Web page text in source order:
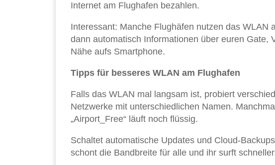
Internet am Flughafen bezahlen.
Interessant: Manche Flughäfen nutzen das
dann automatisch Informationen über euren Gate,
Nähe aufs Smartphone.
Tipps für besseres WLAN am Flughafen
Falls das WLAN mal langsam ist, probiert
Netzwerke mit unterschiedlichen Namen.
„Airport_Free“ läuft noch flüssig.
Schaltet automatische Updates und Cloud-
schont die Bandbreite für alle und ihr surft